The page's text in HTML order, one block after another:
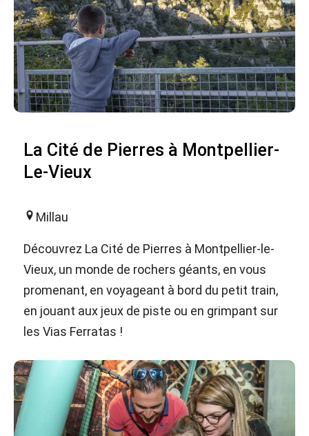
La Cité de Pierres à Montpellier-
Le-Vieux
Millau
Découvrez La Cité de Pierres à Montpellier-le-
Vieux, un monde de rochers géants, en vous
promenant, en voyageant à bord du petit train,
en jouant aux jeux de piste ou en grimpant sur
les Vias Ferratas !